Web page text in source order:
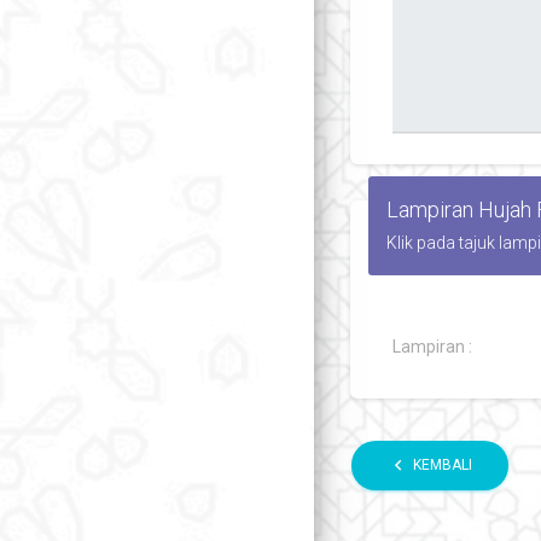
Lampiran Hujah
Klik pada tajuk
Lampiran :
chevron_left KEMBALI